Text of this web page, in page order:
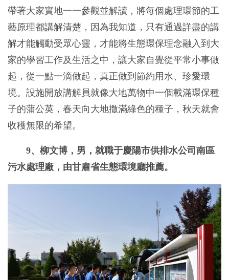
帶著大家實地一一參觀並解讀，將每個處理環節的工
藝原理都講解清楚，因為我知道，只有通過詳盡的講
解才能觸動受眾心靈，才能將生態環保理念融入到大
家的學習工作及生活之中，讓大家自覺從平常小事做
起，從一點一滴做起，真正做到節約用水、珍愛環
境。設施開放講解員就像大地萬物中一個載滿環保種
子的蒲公英，春天向大地撒滿綠色的種子，秋天就會
收穫無限的希望。
9、柳文博，男，就職于慶陽市供排水公司南區
污水處理廠，由甘肅省生態環境廳推薦。